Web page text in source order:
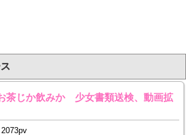
茶じか飲みか 少女書類送検、動画拡